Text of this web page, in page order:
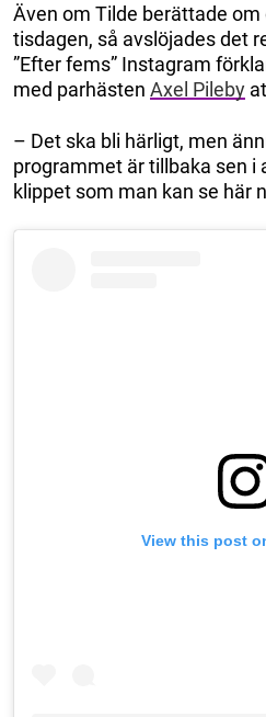
Även om Tilde berättade
tisdagen, så avslöjades det
”Efter fems” Instagram
med parhästen Axel Pileby
– Det ska bli härligt, men
programmet är tillbaka sen i
klippet som man kan se här
View this post